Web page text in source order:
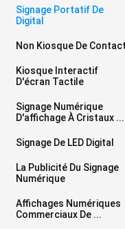
Signage Portatif De
Digital
Non Kiosque De Contact
Kiosque Interactif
D'écran Tactile
Signage Numérique
D'affichage À Cristaux ...
Signage De LED Digital
La Publicité Du Signage
Numérique
Affichages Numériques
Commerciaux De ...